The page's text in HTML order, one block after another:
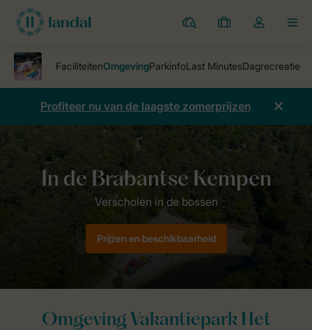
Parken
Mijn
Open
van
mijn
account
Profiteer nu van de laagste zomerprijzen
Prijzen en beschikbaarheid
Omgeving Vakantiepark Het